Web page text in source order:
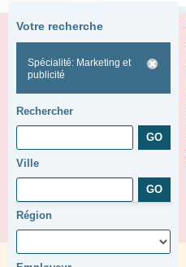
Votre recherche
Spécialité: Marketing et
publicité
Rechercher
Ville
Région